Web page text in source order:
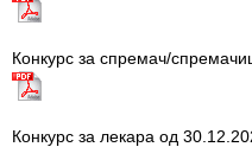
Конкурс за спремач/
Конкурс за лекара од